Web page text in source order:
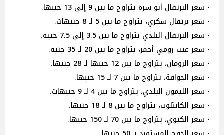
- سعر البرتقال أبو سرة يتراوح ما بين 9 إلى 13 جنيها.
- سعر برتقال سكري، يتراوح ما بين 5 لـ 8 جنيهات.
- سعر البرتقال البلدي يتراوح ما بين 3.5 إلى 7.5 جنيه.
- سعر عنب رومي أحمر، يتراوح ما بين 20 لـ 35 جنيه.
- سعر الرومان، يتراوح ما بين 12 جنيها لـ 28 جنيها.
- سعر الجوافة، تتراوح ما بين 7 لـ 15 جنيها.
- سعر الليمون البلدي، يتراوح ما بين 4 لـ 9 جنيهات.
- سعر الكانتلوب، يتراوح ما بين 8 لـ 18 جنيها.
- سعر الكيوي، يتراوح ما بين 70 لـ 150 جنيها.